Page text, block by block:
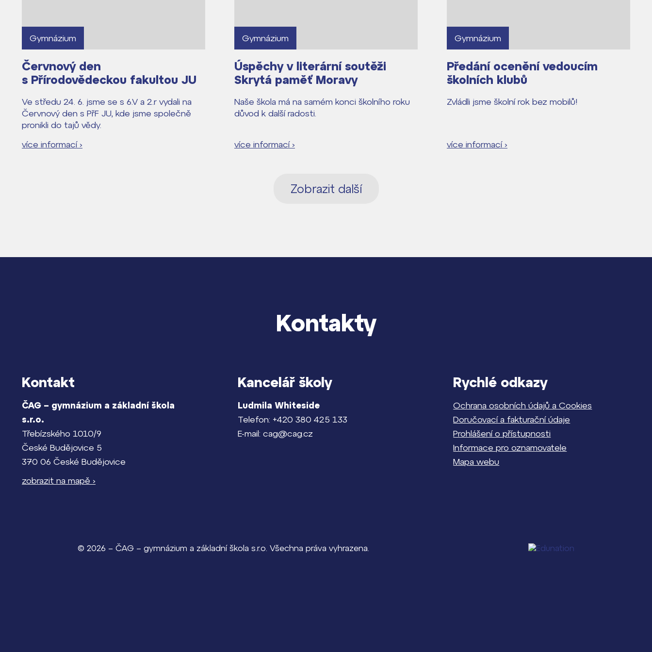
Gymnázium
Červnový den
s Přírodovědeckou fakultou JU
Ve středu 24. 6. jsme se s 6.V a 2.r vydali na
Červnový den s PřF JU, kde jsme společně
pronikli do tajů vědy.
více informací ›
Gymnázium
Úspěchy v literární soutěži
Skrytá paměť Moravy
Naše škola má na samém konci školního roku
důvod k další radosti.
více informací ›
Gymnázium
Předání ocenění vedoucím
školních klubů
Zvládli jsme školní rok bez mobilů!
více informací ›
Zobrazit další
Kontakty
Kontakt
ČAG – gymnázium a základní škola
s.r.o.
Třebízského 1010/9
České Budějovice 5
370 06 České Budějovice
zobrazit na mapě ›
Kancelář školy
Ludmila Whiteside
Telefon: +420 380 425 133
E-mail: cag@cag.cz
Rychlé odkazy
Ochrana osobních údajů a Cookies
Doručovací a fakturační údaje
Prohlášení o přístupnosti
Informace pro oznamovatele
Mapa webu
© 2026 – ČAG – gymnázium a základní škola s.r.o. Všechna práva vyhrazena.